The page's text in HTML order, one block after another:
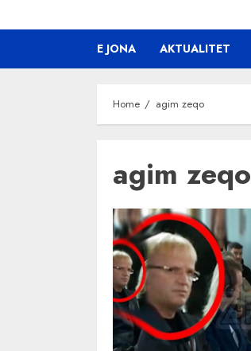
E JONA AKTUALITET
Home agim zeqo
agim zeqo